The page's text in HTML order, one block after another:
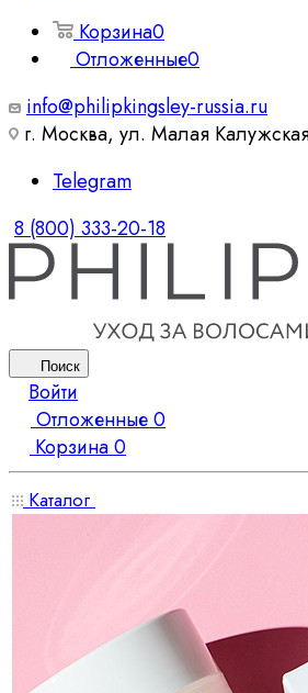
Корзина0
Отложенные0
info@philipkingsley-russia.ru
г. Москва, ул. Малая
Telegram
8 (800) 333-20-18
Поиск
Войти
Отложенные0
Корзина0
Каталог